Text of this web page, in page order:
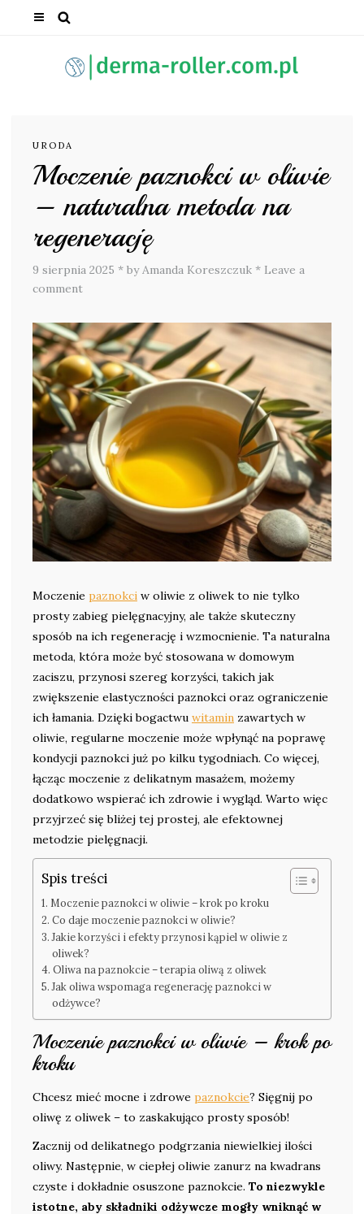
URODA
Moczenie paznokci w oliwie
– naturalna metoda na
regenerację
9 sierpnia 2025 * by Amanda Koreszczuk * Leave a
comment
Moczenie paznokci w oliwie z oliwek to nie tylko
prosty zabieg pielęgnacyjny, ale także skuteczny
sposób na ich regenerację i wzmocnienie. Ta naturalna
metoda, która może być stosowana w domowym
zaciszu, przynosi szereg korzyści, takich jak
zwiększenie elastyczności paznokci oraz ograniczenie
ich łamania. Dzięki bogactwu witamin zawartych w
oliwie, regularne moczenie może wpłynąć na poprawę
kondycji paznokci już po kilku tygodniach. Co więcej,
łącząc moczenie z delikatnym masażem, możemy
dodatkowo wspierać ich zdrowie i wygląd. Warto więc
przyjrzeć się bliżej tej prostej, ale efektownej
metodzie pielęgnacji.
Spis treści
Moczenie paznokci w oliwie – krok po kroku
Co daje moczenie paznokci w oliwie?
Jakie korzyści i efekty przynosi kąpiel w oliwie z
oliwek?
Oliwa na paznokcie – terapia oliwą z oliwek
Jak oliwa wspomaga regenerację paznokci w
odżywce?
Moczenie paznokci w oliwie – krok po
kroku
Chcesz mieć mocne i zdrowe paznokcie? Sięgnij po
oliwę z oliwek – to zaskakująco prosty sposób!
Zacznij od delikatnego podgrzania niewielkiej ilości
oliwy. Następnie, w ciepłej oliwie zanurz na kwadrans
czyste i dokładnie osuszone paznokcie. To niezwykle
istotne, aby składniki odżywcze mogły wniknąć w